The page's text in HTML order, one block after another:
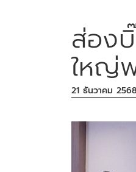
ส่อง
ใหญ่
21 ธันวาคม